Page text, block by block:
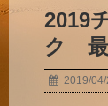
2019
ク 最
2019/04/